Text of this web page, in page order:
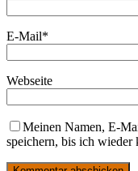
E-Mail*
Webseite
Meinen Namen, E-
speichern, bis ich wieder